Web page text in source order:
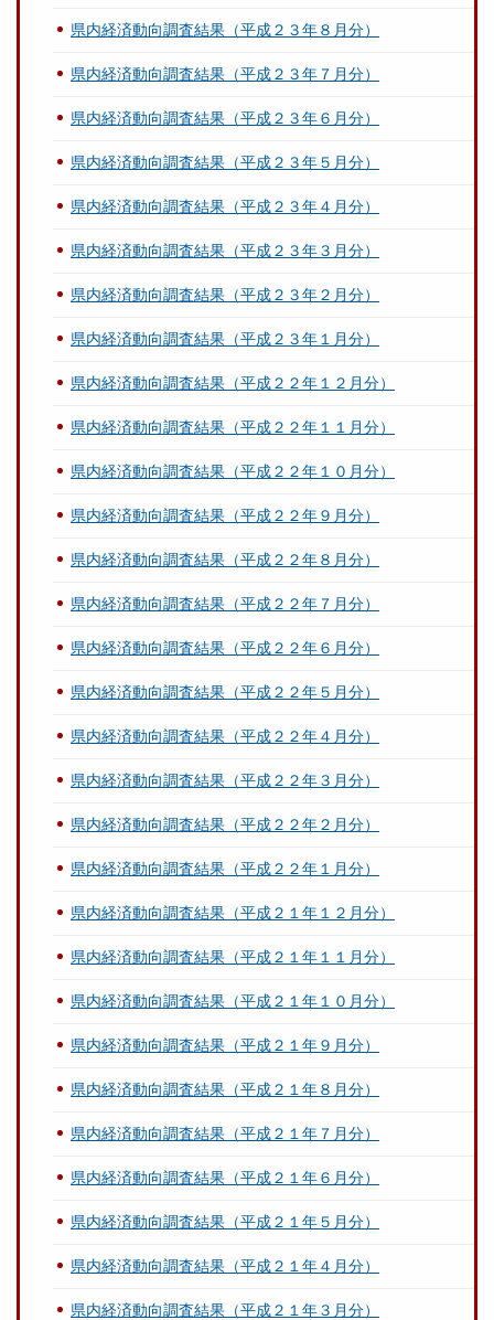
県内経済動向調査結果（平成２３年８月分）
県内経済動向調査結果（平成２３年７月分）
県内経済動向調査結果（平成２３年６月分）
県内経済動向調査結果（平成２３年５月分）
県内経済動向調査結果（平成２３年４月分）
県内経済動向調査結果（平成２３年３月分）
県内経済動向調査結果（平成２３年２月分）
県内経済動向調査結果（平成２３年１月分）
県内経済動向調査結果（平成２２年１２月分）
県内経済動向調査結果（平成２２年１１月分）
県内経済動向調査結果（平成２２年１０月分）
県内経済動向調査結果（平成２２年９月分）
県内経済動向調査結果（平成２２年８月分）
県内経済動向調査結果（平成２２年７月分）
県内経済動向調査結果（平成２２年６月分）
県内経済動向調査結果（平成２２年５月分）
県内経済動向調査結果（平成２２年４月分）
県内経済動向調査結果（平成２２年３月分）
県内経済動向調査結果（平成２２年２月分）
県内経済動向調査結果（平成２２年１月分）
県内経済動向調査結果（平成２１年１２月分）
県内経済動向調査結果（平成２１年１１月分）
県内経済動向調査結果（平成２１年１０月分）
県内経済動向調査結果（平成２１年９月分）
県内経済動向調査結果（平成２１年８月分）
県内経済動向調査結果（平成２１年７月分）
県内経済動向調査結果（平成２１年６月分）
県内経済動向調査結果（平成２１年５月分）
県内経済動向調査結果（平成２１年４月分）
県内経済動向調査結果（平成２１年３月分）